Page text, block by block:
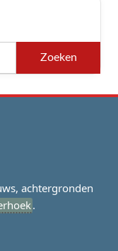
achtergronden
.